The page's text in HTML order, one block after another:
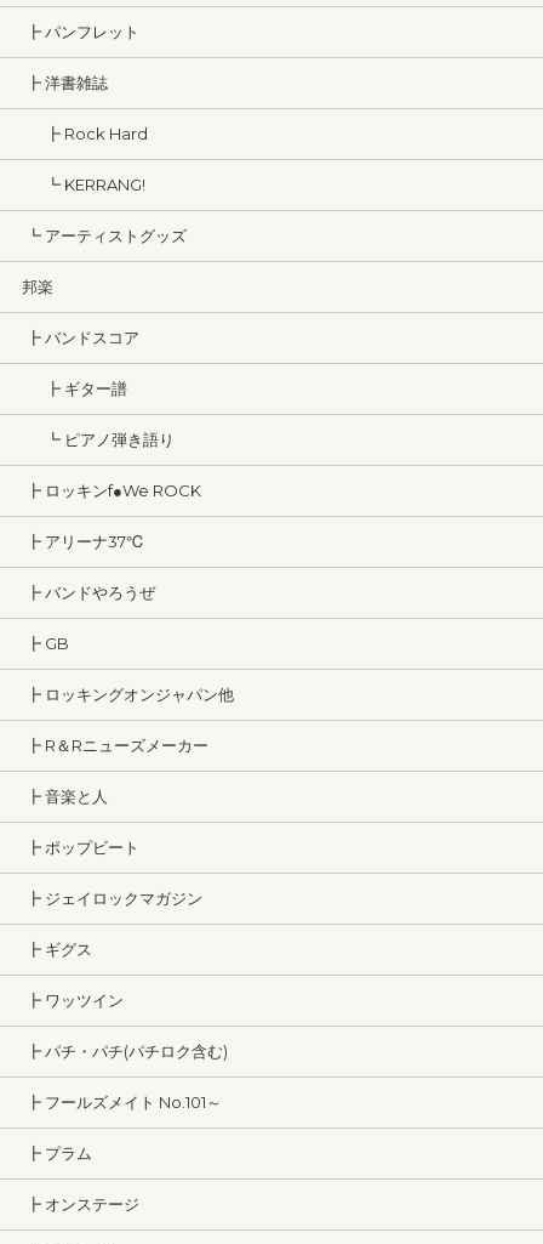
┣ パンフレット
┣ 洋書雑誌
┣ Rock Hard
┗ KERRANG!
┗ アーティストグッズ
邦楽
┣ バンドスコア
┣ ギター譜
┗ ピアノ弾き語り
┣ ロッキンf●We ROCK
┣ アリーナ37℃
┣ バンドやろうぜ
┣ GB
┣ ロッキングオンジャパン他
┣ R＆Rニューズメーカー
┣ 音楽と人
┣ ポップビート
┣ ジェイロックマガジン
┣ ギグス
┣ ワッツイン
┣ パチ・パチ(パチロク含む)
┣ フールズメイト No.101～
┣ プラム
┣ オンステージ